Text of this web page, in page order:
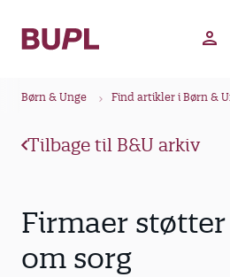
Børn & Unge Find artikler i Børn &
Tilbage til B&U arkiv
Firmaer
om sorg